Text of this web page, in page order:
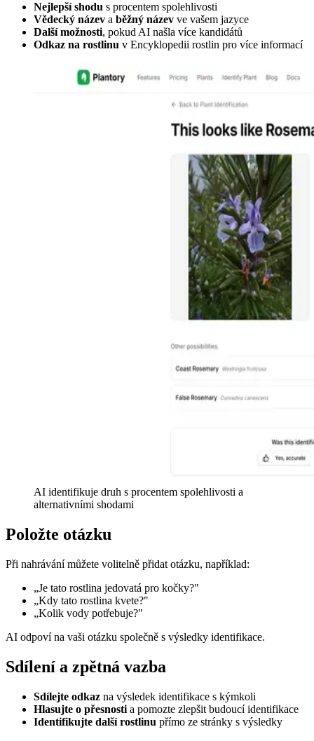
Nejlepší shodu s procentem spolehlivosti
Vědecký název a běžný název ve vašem jazyce
Další možnosti, pokud AI našla více kandidátů
Odkaz na rostlinu v Encyklopedii rostlin pro více informací
AI identifikuje druh s procentem spolehlivosti a
alternativními shodami
Položte otázku
Při nahrávání můžete volitelně přidat otázku, například:
„Je tato rostlina jedovatá pro kočky?"
„Kdy tato rostlina kvete?"
„Kolik vody potřebuje?"
AI odpoví na vaši otázku společně s výsledky identifikace.
Sdílení a zpětná vazba
Sdílejte odkaz na výsledek identifikace s kýmkoli
Hlasujte o přesnosti a pomozte zlepšit budoucí identifikace
Identifikujte další rostlinu přímo ze stránky s výsledky